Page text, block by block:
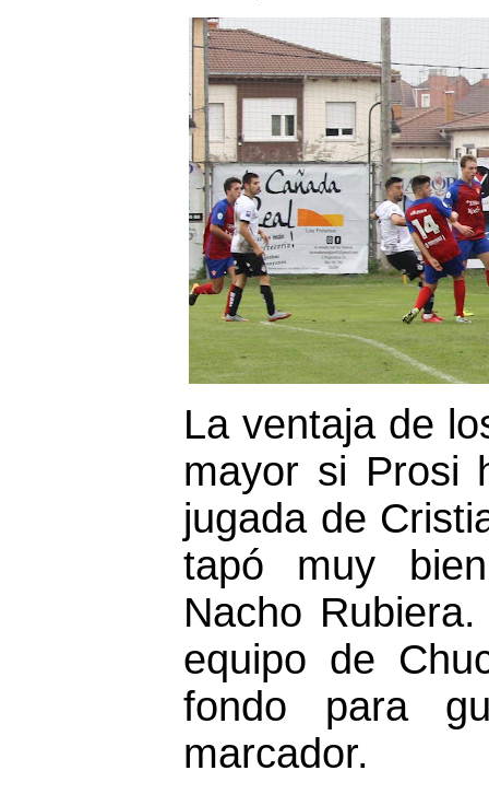
La ventaja de
mayor si Prosi
jugada de
tapó muy
Nacho
equipo de
fondo para
marcador.